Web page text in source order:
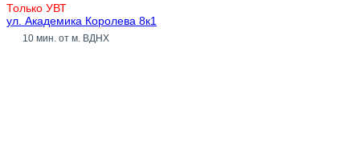
Только УВТ
ул. Академика Королева 8к1
10 мин. от м. ВДНХ